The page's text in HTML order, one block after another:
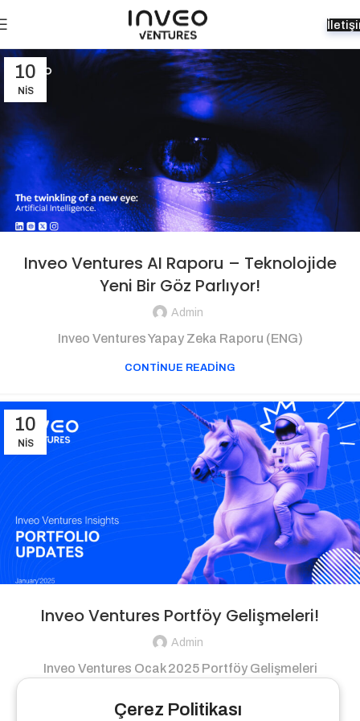
10
NIS
Inveo Ventures AI Raporu – Teknolojide
Yeni Bir Göz Parlıyor!
Admin
Inveo Ventures Yapay Zeka Raporu (ENG)
CONTINUE READING
10
NIS
Inveo Ventures Portföy Gelişmeleri!
Admin
Inveo Ventures Ocak 2025 Portföy Gelişmeleri
Çerez Politikası